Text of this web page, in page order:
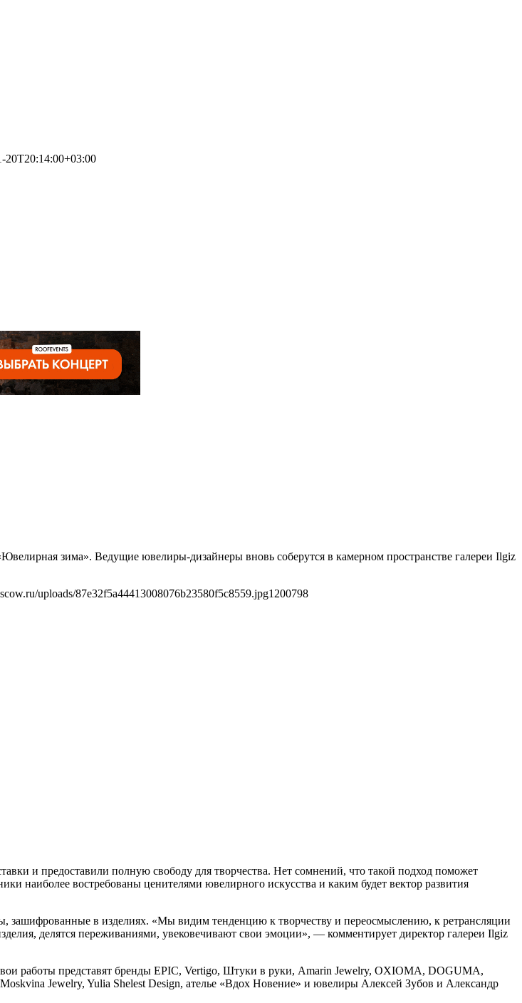
20T20:14:00+03:00
зима». Ведущие ювелиры-дизайнеры вновь соберутся в камерном пространстве галереи Ilgiz
uploads/87e32f5a44413008076b23580f5c8559.jpg1200798
и предоставили полную свободу для творчества. Нет сомнений, что такой подход поможет
наиболее востребованы ценителями ювелирного искусства и каким будет вектор развития
зашифрованные в изделиях. «Мы видим тенденцию к творчеству и переосмыслению, к ретрансляции
делятся переживаниями, увековечивают свои эмоции», — комментирует директор галереи Ilgiz
работы представят бренды EPIC, Vertigo, Штуки в руки, Amarin Jewelry, OXIOMA, DOGUMA,
Jewelry, Yulia Shelest Design, ателье «Вдох Новение» и ювелиры Алексей Зубов и Александр